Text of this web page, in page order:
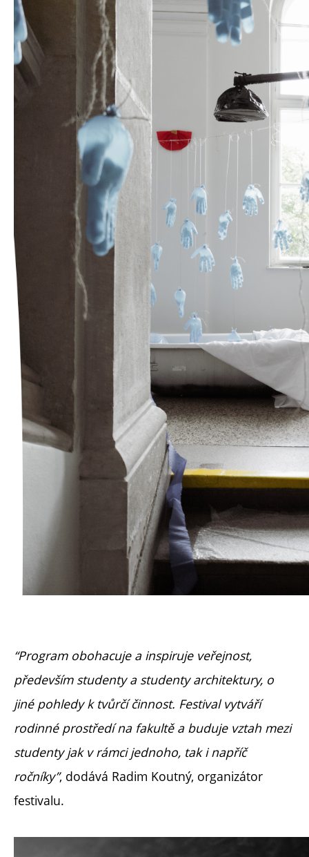
“Program obohacuje a inspiruje veřejnost,
především studenty a studenty architektury, o
jiné pohledy k tvůrčí činnost. Festival vytváří
rodinné prostředí na fakultě a buduje vztah mezi
studenty jak v rámci jednoho, tak i napříč
ročníky”, dodává Radim Koutný, organizátor
festivalu.